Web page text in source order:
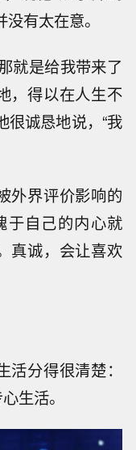
有太在意。
就是给我带来了
，得以在人生不
很诚恳地说，“我
外界评价影响的
于自己的内心就
真诚，会让喜欢
分得很清楚：
生活。